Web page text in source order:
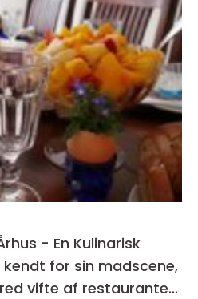
- En Kulinarisk
kendt for sin madscene,
vifte af restauranter,